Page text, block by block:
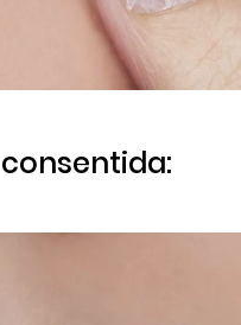
consentida: